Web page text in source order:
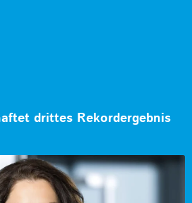
drittes Rekordergebnis